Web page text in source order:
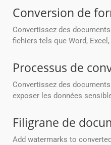
Conversion de
Convertissez des
fichiers tels que Word, Excel,
Processus de
Convertissez des
exposer les données
Filigrane de
Add watermarks to